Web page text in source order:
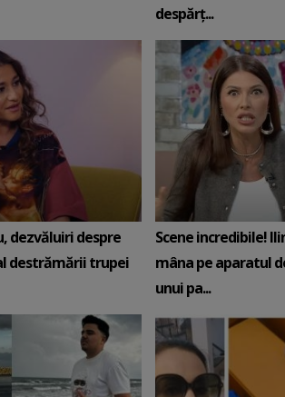
despărț...
dezvăluiri despre
destrămării trupei
Scene incredibile!
mâna pe aparatul
unui pa...